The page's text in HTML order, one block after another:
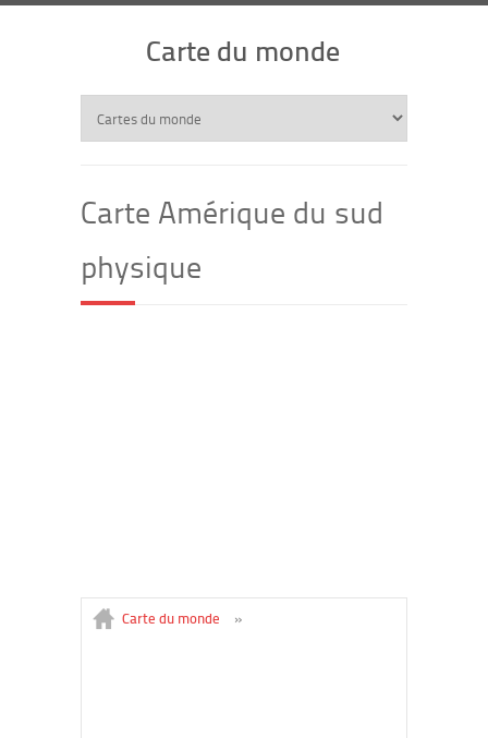
Carte du monde
Carte Amérique du sud
physique
Carte du monde »